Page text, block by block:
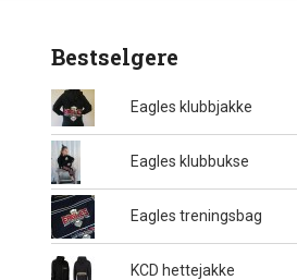
Bestselgere
Eagles klubbjakke
Eagles klubbukse
Eagles treningsbag
KCD hettejakke